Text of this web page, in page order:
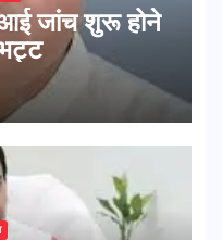
जांच शुरू होने